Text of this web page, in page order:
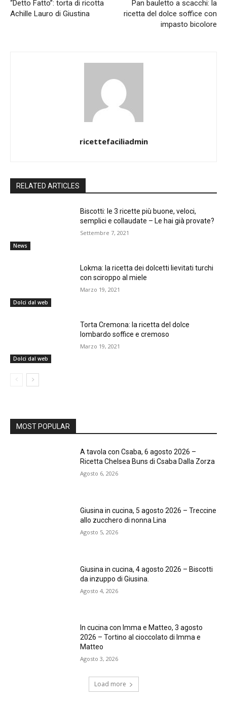
“Detto Fatto”: torta di ricotta
Achille Lauro di Giustina
Pan bauletto a scacchi: la
ricetta del dolce soffice con
impasto bicolore
ricettefaciliadmin
RELATED ARTICLES
News
Biscotti: le 3 ricette più buone, veloci,
semplici e collaudate – Le hai già provate?
Settembre 7, 2021
Dolci dal web
Lokma: la ricetta dei dolcetti lievitati turchi
con sciroppo al miele
Marzo 19, 2021
Dolci dal web
Torta Cremona: la ricetta del dolce
lombardo soffice e cremoso
Marzo 19, 2021
MOST POPULAR
A tavola con Csaba, 6 agosto 2026 –
Ricetta Chelsea Buns di Csaba Dalla Zorza
Agosto 6, 2026
Giusina in cucina, 5 agosto 2026 – Treccine
allo zucchero di nonna Lina
Agosto 5, 2026
Giusina in cucina, 4 agosto 2026 – Biscotti
da inzuppo di Giusina.
Agosto 4, 2026
In cucina con Imma e Matteo, 3 agosto
2026 – Tortino al cioccolato di Imma e
Matteo
Agosto 3, 2026
Load more